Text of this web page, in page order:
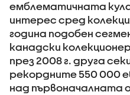
емблематичната
интерес сред
година подобен
канадски
през 2008 г. друга
рекордните 550 000
над първоначалната